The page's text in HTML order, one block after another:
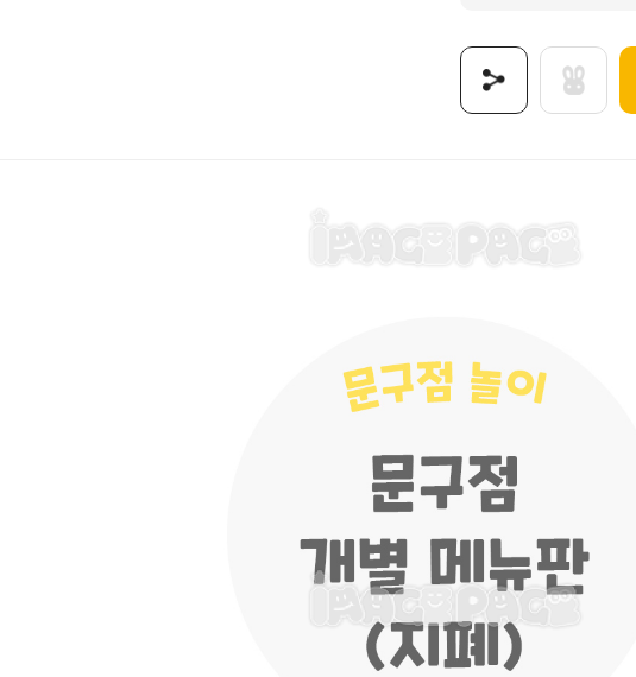
태그 : 문구점개별메뉴판, 지폐메뉴판, 문구점, 문구점놀이, 문구점가게놀이, 문방구, 문방구놀이, 문방구가